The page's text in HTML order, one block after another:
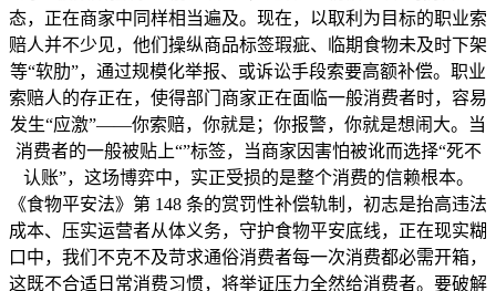
态，正在商家中同样相当遍及。现在，以取利为目标的职业索
赔人并不少见，他们操纵商品标签瑕疵、临期食物未及时下架
等“软肋”，通过规模化举报、或诉讼手段索要高额补偿。职业
索赔人的存正在，使得部门商家正在面临一般消费者时，容易
发生“应激”——你索赔，你就是；你报警，你就是想闹大。当
消费者的一般被贴上“”标签，当商家因害怕被讹而选择“死不
认账”，这场博弈中，实正受损的是整个消费的信赖根本。
《食物平安法》第 148 条的赏罚性补偿轨制，初志是抬高违法
成本、压实运营者从体义务，守护食物平安底线，正在现实糊
口中，我们不克不及苛求通俗消费者每一次消费都必需开箱，
这既不合适日常消费习惯，将举证压力全然给消费者。要破解